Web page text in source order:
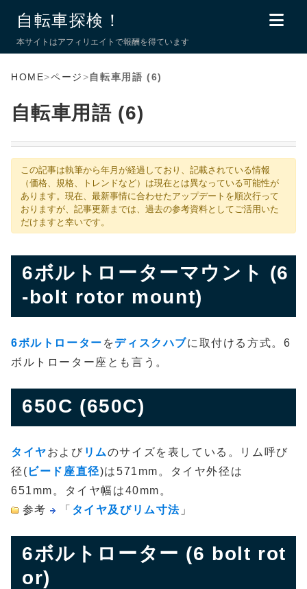
自転車探検！
本サイトはアフィリエイトで報酬を得ています
HOME>ページ>自転車用語 (6)
自転車用語 (6)
この記事は執筆から年月が経過しており、記載されている情報
（価格、規格、トレンドなど）は現在とは異なっている可能性が
あります。現在、最新事情に合わせたアップデートを順次行って
おりますが、記事更新までは、過去の参考資料としてご活用いた
だけますと幸いです。
6ボルトローターマウント (6
-bolt rotor mount)
6ボルトローター をディスクハブに取付ける方式。6
ボルトローター座とも言う。
650C (650C)
タイヤおよび リムのサイズを表している。リム呼び
径( ビード座直径)は571mm。タイヤ外径は
651mm。タイヤ幅は40mm。
参考
「 タイヤ及びリム寸法 」
6ボルトローター (6 bolt rot
or)